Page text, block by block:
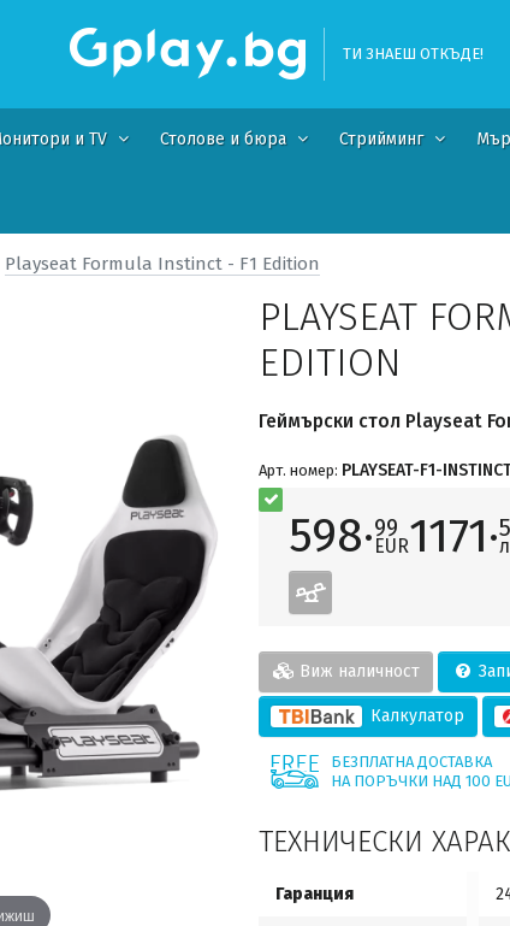
ТИ ЗНАЕШ ОТКЪДЕ!
и TV Столове и бюра Стрийминг
Playseat Formula Instinct - F1 Edition
PLAYSEAT
EDITION
Геймърски стол Playseat
Арт. номер: PLAYSEAT-F1-
598·99
EUR1171·
Виж наличност
Калкулатор
БЕЗПЛАТНА ДОСТАВКА
НА ПОРЪЧКИ НАД 100
ТЕХНИЧЕСКИ
Гаранция